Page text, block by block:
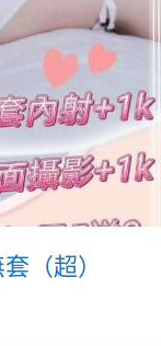
（超）